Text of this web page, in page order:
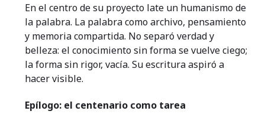
En el centro de su proyecto late un humanismo de
la palabra. La palabra como archivo, pensamiento
y memoria compartida. No separó verdad y
belleza: el conocimiento sin forma se vuelve ciego;
la forma sin rigor, vacía. Su escritura aspiró a
hacer visible.
Epílogo: el centenario como tarea